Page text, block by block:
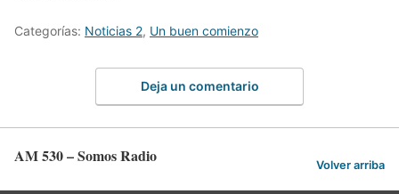
Categorías: Noticias 2, Un buen comienzo
Deja un comentario
AM 530 – Somos Radio Volver arriba